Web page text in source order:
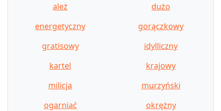
ależ
dużo
energetyczny
gorączkowy
gratisowy
idylliczny
kartel
krajowy
milicja
murzyński
ogarniać
okrężny